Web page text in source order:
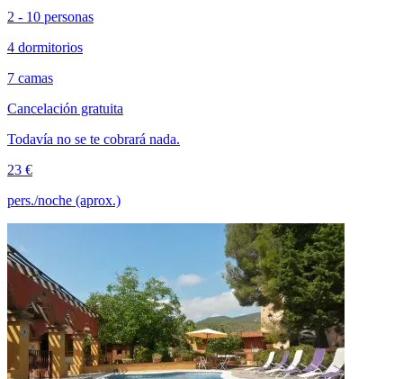
2 - 10 personas
4 dormitorios
7 camas
Cancelación gratuita
Todavía no se te cobrará nada.
23 €
pers./noche (aprox.)